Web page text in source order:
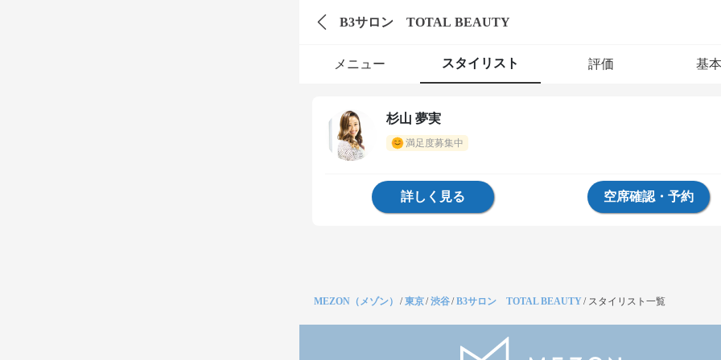
B3サロン TOTAL BEAUTY
メニュー スタイリスト 評価 基
杉山 夢実
満足度募集中
詳しく見る 空席確認・予約
MEZON（メゾン） /東京/渋谷/B3サロン TOTAL BEAUTY/ スタイリスト一覧